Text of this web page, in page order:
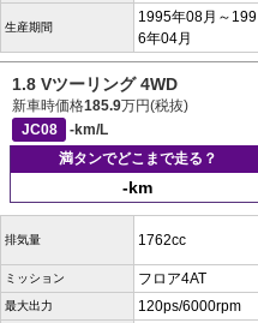
生産期間
1995年08月～199
6年04月
1.8 Vツーリング 4WD
新車時価格185.9万円(税抜)
JC08
-km/L
満タンでどこまで走る？
-km
排気量 1762cc
ミッション フロア4AT
最大出力 120ps/6000rpm